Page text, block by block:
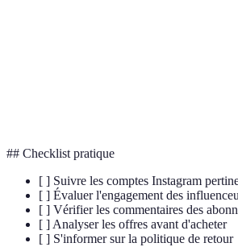
## Checklist pratique
[ ] Suivre les comptes Instagram
[ ] Évaluer l'engagement des
[ ] Vérifier les commentaires des
[ ] Analyser les offres avant d'acheter
[ ] S'informer sur la politique de retour